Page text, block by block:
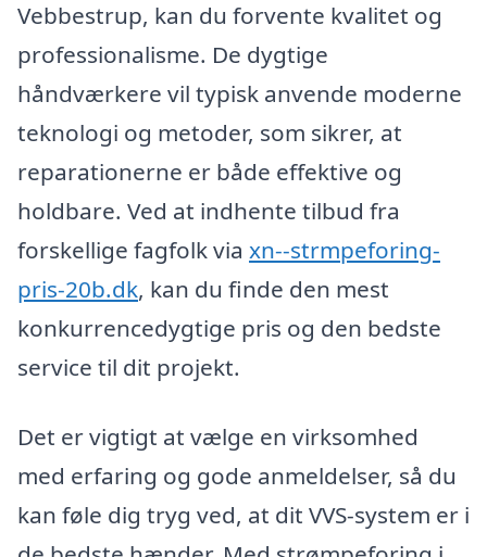
Vebbestrup, kan du forvente kvalitet og
professionalisme. De dygtige
håndværkere vil typisk anvende moderne
teknologi og metoder, som sikrer, at
reparationerne er både effektive og
holdbare. Ved at indhente tilbud fra
forskellige fagfolk via xn--strmpeforing-
pris-20b.dk, kan du finde den mest
konkurrencedygtige pris og den bedste
service til dit projekt.
Det er vigtigt at vælge en virksomhed
med erfaring og gode anmeldelser, så du
kan føle dig tryg ved, at dit VVS-system er i